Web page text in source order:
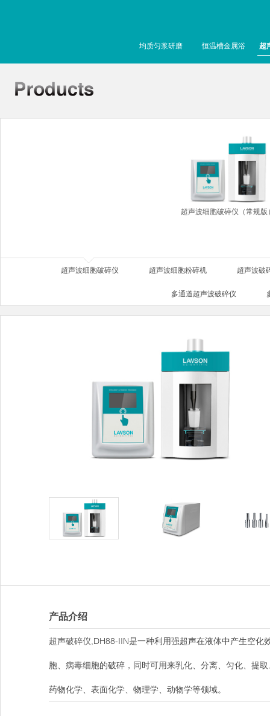
均质匀浆研磨 恒温槽金属浴 超
超声波细胞破碎仪（常规版
超声波细胞破碎仪 超声波细胞粉碎机 超声波破
多通道超声波破碎仪
产品介绍
超声破碎仪,DH88-IIN是一种利用强超声在液体中产生空化
胞、病毒细胞的破碎，同时可用来乳化、分离、匀化、提
药物化学、表面化学、物理学、动物学等领域。